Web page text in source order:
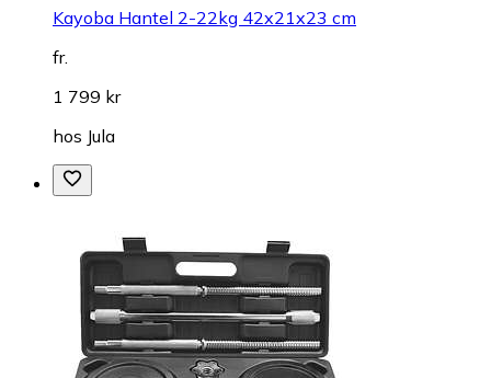
Kayoba Hantel 2-22kg 42x21x23 cm
fr.
1 799 kr
hos Jula